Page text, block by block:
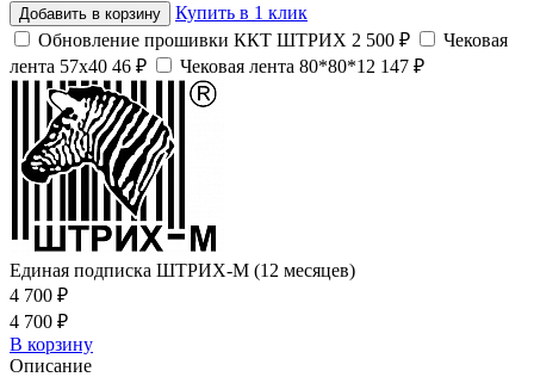
Добавить в корзину
Купить в 1 клик
Обновление прошивки ККТ ШТРИХ 2 500 ₽
Чековая
лента 57х40 46 ₽ Чековая лента 80*80*12 147 ₽
Единая подписка ШТРИХ-М (12 месяцев)
4 700 ₽
4 700 ₽
В корзину
Описание